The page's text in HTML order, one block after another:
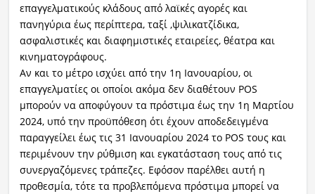
επαγγελματικούς κλάδους από λαϊκές αγορές και
πανηγύρια έως περίπτερα, ταξί ,ψιλικατζίδικα,
ασφαλιστικές και διαφημιστικές εταιρείες, θέατρα και
κινηματογράφους.
Αν και το μέτρο ισχύει από την 1η Ιανουαρίου, οι
επαγγελματίες οι οποίοι ακόμα δεν διαθέτουν POS
μπορούν να αποφύγουν τα πρόστιμα έως την 1η Μαρτίου
2024, υπό την προϋπόθεση ότι έχουν αποδεδειγμένα
παραγγείλει έως τις 31 Ιανουαρίου 2024 το POS τους και
περιμένουν την ρύθμιση και εγκατάσταση τους από τις
συνεργαζόμενες τράπεζες. Εφόσον παρέλθει αυτή η
προθεσμία, τότε τα προβλεπόμενα πρόστιμα μπορεί να